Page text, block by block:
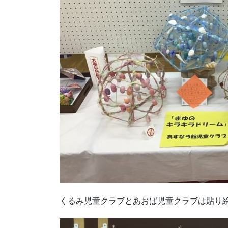
くるみ児童クラブとあおば児童クラブは貼り